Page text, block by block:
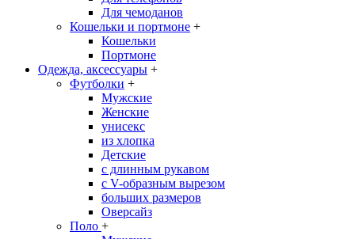
Для чемоданов
Кошельки и портмоне +
Кошельки
Портмоне
Одежда, аксессуары +
Футболки +
Мужские
Женские
унисекс
из хлопка
Детские
с длинным рукавом
с V-образным вырезом
больших размеров
Оверсайз
Поло +